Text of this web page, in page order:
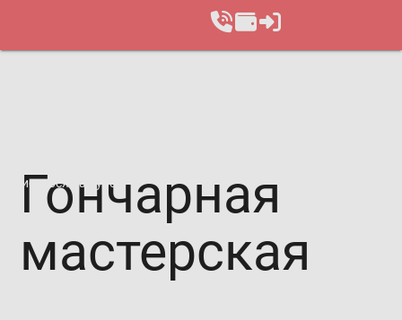
Записаться на курс
Гон­чарная
мас­тер­ская